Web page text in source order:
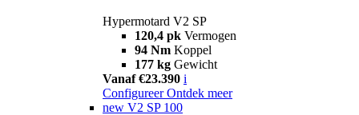
Hypermotard V2 SP
120,4 pk Vermogen
94 Nm Koppel
177 kg Gewicht
Vanaf €23.390 i
Configureer Ontdek meer
new V2 SP 100